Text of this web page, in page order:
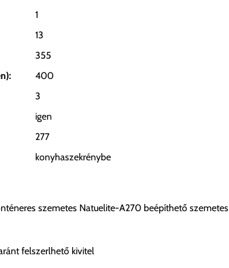
1
13
355
400
3
igen
277
konyhaszekrénybe
szemetes Natuelite-A270 beépíthető szemetes
felszerlhető kivitel